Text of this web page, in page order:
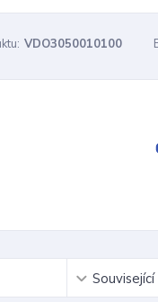
VDO3050010100